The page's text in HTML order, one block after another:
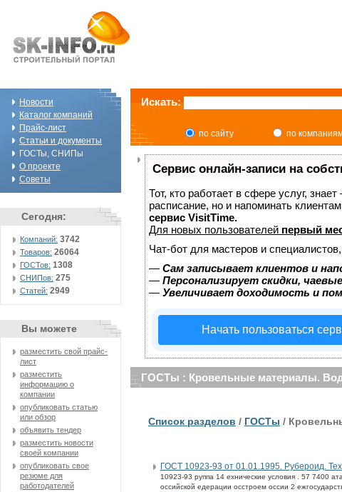
Новости
Каталог компаний
Прайс-лист
Статьи и документы
ГОСТы, СНИПы
О проекте
Советы
Сегодня:
Компаний: 3742
Товаров: 26064
ГОСТов: 1308
СНИПов: 275
Статей: 2949
Вы можете
разместить свой прайс-
лист
разместить
информацию о
компании
опубликовать статью
или обзор
объявить тендер
разместить новости
своей компании
опубликовать свое
резюме для
работодателей
Искать:
по сайту по
Сервис онлайн-записи на
Тот, кто работает в сфере услуг,
расписание, но и напоминать
сервис VisitTime.
Для новых пользователей первый
Чат-бот для мастеров и
— Сам записывает клиентов и
— Персонализирует скидки,
— Увеличивает доходимость и
Начать пользоваться
ГОСТы : Кровельные материалы.
Список разделов / ГОСТы /
ГОСТ 10923-93 от 01.01.1995. Рубероид.
10923-93 руппа 14 ехнические условия . 57 7400
оссийской едерации осстроем оссии 2